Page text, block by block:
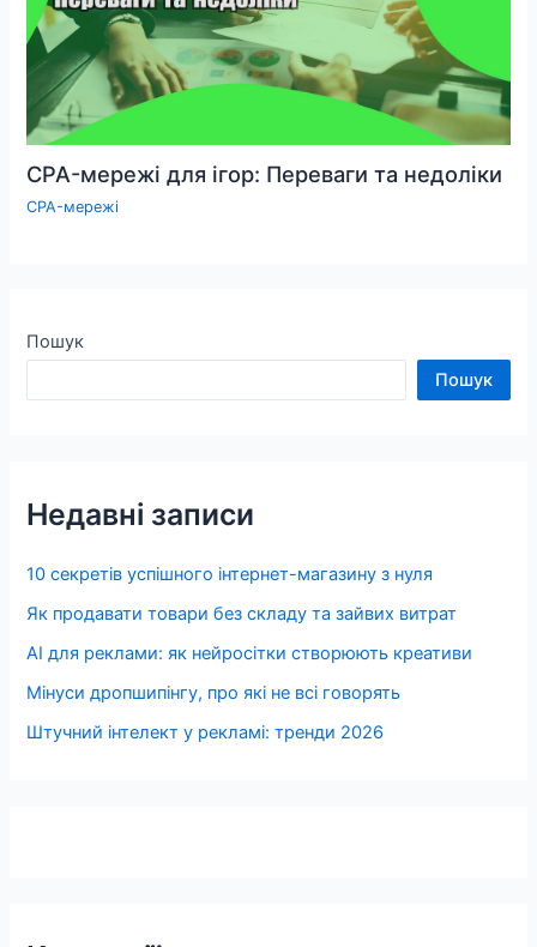
CPA-мережі для ігор: Переваги та недоліки
CPA-мережі
Пошук
Пошук
Недавні записи
10 секретів успішного інтернет-магазину з нуля
Як продавати товари без складу та зайвих витрат
AI для реклами: як нейросітки створюють креативи
Мінуси дропшипінгу, про які не всі говорять
Штучний інтелект у рекламі: тренди 2026